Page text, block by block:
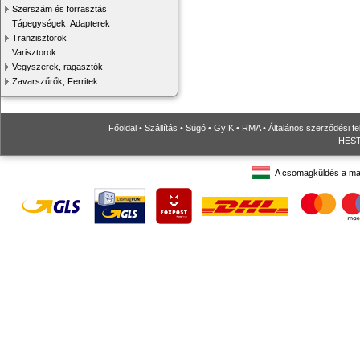
Szerszám és forrasztás
Tápegységek, Adapterek
Tranzisztorok
Varisztorok
Vegyszerek, ragasztók
Zavarszűrők, Ferritek
Főoldal • Szállítás • Súgó • GyIK • RMA• Általános szerződési
A csomagküldés a